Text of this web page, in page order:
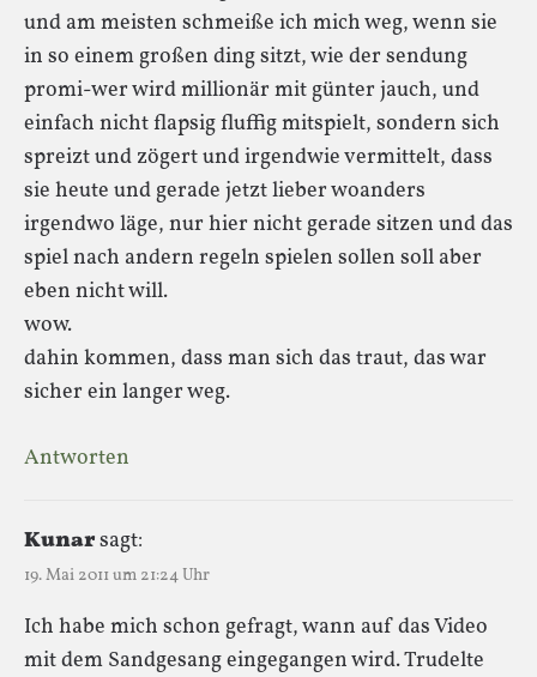
und am meisten schmeiße ich mich weg, wenn sie
in so einem großen ding sitzt, wie der sendung
promi-wer wird millionär mit günter jauch, und
einfach nicht flapsig fluffig mitspielt, sondern sich
spreizt und zögert und irgendwie vermittelt, dass
sie heute und gerade jetzt lieber woanders
irgendwo läge, nur hier nicht gerade sitzen und das
spiel nach andern regeln spielen sollen soll aber
eben nicht will.
wow.
dahin kommen, dass man sich das traut, das war
sicher ein langer weg.
Antworten
Kunarsagt:
19. Mai 2011 um 21:24 Uhr
Ich habe mich schon gefragt, wann auf das Video
mit dem Sandgesang eingegangen wird. Trudelte